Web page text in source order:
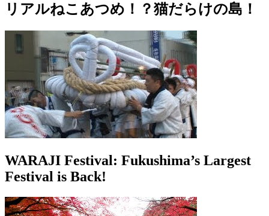
リアルねこあつめ！？猫だらけの島！
WARAJI Festival: Fukushima’s Largest
Festival is Back!